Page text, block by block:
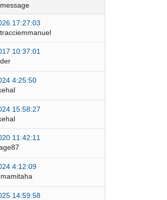
message
17:27:03
10:37:01
4:25:50
15:58:27
11:42:11
4:12:09
14:59:58